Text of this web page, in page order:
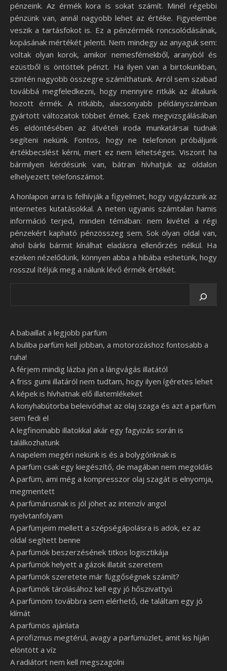
pénzeink. Az érmék kora is sokat számít. Minél régebbi
pénzünk van, annál nagyobb lehet az értéke. Figyelembe
veszik a tartásfokot is. Ez a pénzérmék roncsolódásának,
kopásának mértékét jelenti. Nem mindegy az anyaguk sem:
voltak olyan korok, amikor nemesfémekből, aranyból és
ezüstből is öntöttek pénzt. Ha ilyen van a birtokunkban,
szintén nagyobb összegre számíthatunk. Arról sem szabad
továbbá megfeledkezni, hogy mennyire ritkák az általunk
hozott érmék. A ritkább, alacsonyabb példányszámban
gyártott változatok többet érnek. Ezek megvizsgálásában
és eldöntésében az átvételi iroda munkatársai tudnak
segíteni nekünk. Fontos, hogy ne telefonon próbáljunk
értékbecslést kérni, mert ez nem lehetséges. Viszont ha
bármilyen kérdésünk van, bátran hívhatjuk az oldalon
elhelyezett telefonszámot.
A honlapon arra is felhívják a figyelmet, hogy vigyázzunk az
internetes kutatásokkal. A neten ugyanis számtalan hamis
információ terjed, minden témában: nem kivétel a régi
pénzekért kapható pénzösszeg sem. Sok olyan oldal van,
ahol bárki bármit kínálhat eladásra ellenőrzés nélkül. Ha
ezeken nézelődünk, könnyen abba a hibába eshetünk, hogy
rosszul ítéljük meg a nálunk lévő érmék értékét.
A babaillat a legjobb parfüm
A buliba parfüm kell jobban, a motorozáshoz fontosabb a
ruha!
A férjem mindig lázba jön a lángvágás illatától
A friss gumi illatáról nem tudtam, hogy ilyen ígéretes lehet
A képek is hívhatnak elő illatemlékeket
A konyhabútorba beleivódhat az olaj szaga és azt a parfüm
sem fedi el
A legfinomabb illatokkal akár egy fagyizás során is
találkozhatunk
A napelem megéri nekünk is és a bolygónknak is
A parfüm csak egy kiegészítő, de magában nem megoldás
A parfüm, ami még a kompresszor olaj szagát is elnyomja,
megmentett
A parfümárusnak is jól jöhet az intenzív angol
nyelvtanfolyam
A parfümjeim mellett a szépségápolásra is adok, ez az
oldal segített benne
A parfümök beszerzésének titkos logisztikája
A parfümök helyett a gázok illatát szeretem
A parfümök szeretete már függőségnek számít?
A parfümök tárolásához kell egy jó hőszivattyú
A parfümöm továbbra sem elérhető, de találtam egy jó
klímát
A parfümös ajánlata
A profizmus megtérül, avagy a parfümüzlet, amit kis híján
elöntött a víz
A radiátort nem kell megszagolni